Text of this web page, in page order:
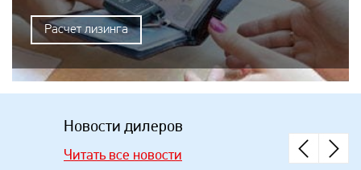
Расчет лизинга
Новости дилеров
Читать все новости